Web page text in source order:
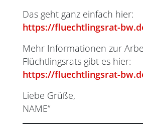
Das geht ganz einfach hier:
https://fluechtlingsrat-
Mehr Informationen zur
Flüchtlingsrats gibt es hier:
https://fluechtlingsrat-
Liebe Grüße,
NAME“